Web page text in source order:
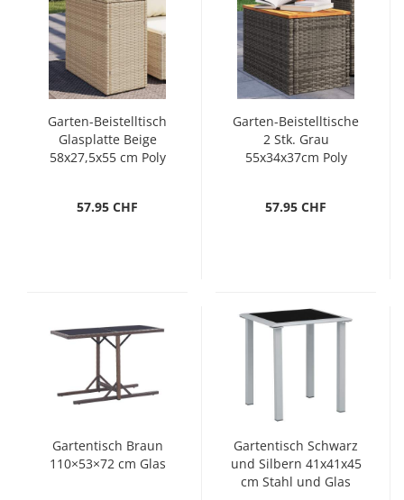
Garten-Beistelltisch
Glasplatte Beige
58x27,5x55 cm Poly
57.95 CHF
Garten-Beistelltische
2 Stk. Grau
55x34x37cm Poly
57.95 CHF
Gartentisch Braun
110×53×72 cm Glas
Gartentisch Schwarz
und Silbern 41x41x45
cm Stahl und Glas